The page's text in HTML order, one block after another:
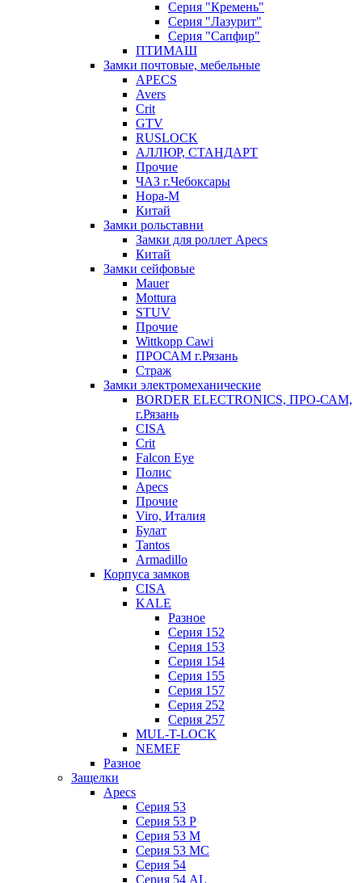
Серия "Кремень"
Серия "Лазурит"
Серия "Сапфир"
ПТИМАШ
Замки почтовые, мебельные
APECS
Avers
Crit
GTV
RUSLOCK
АЛЛЮР, СТАНДАРТ
Прочие
ЧАЗ г.Чебоксары
Нора-М
Китай
Замки рольставни
Замки для роллет Apecs
Китай
Замки сейфовые
Mauer
Mottura
STUV
Прочие
Wittkopp Cawi
ПРОСАМ г.Рязань
Страж
Замки электромеханические
BORDER ELECTRONICS, ПРО-САМ,
г.Рязань
CISA
Crit
Falcon Eye
Полис
Apecs
Прочие
Viro, Италия
Булат
Tantos
Armadillo
Корпуса замков
CISA
KALE
Разное
Серия 152
Серия 153
Серия 154
Серия 155
Серия 157
Серия 252
Серия 257
MUL-T-LOCK
NEMEF
Разное
Защелки
Apecs
Серия 53
Серия 53 P
Серия 53 М
Серия 53 МC
Серия 54
Серия 54 AL